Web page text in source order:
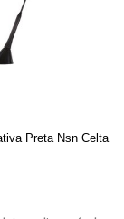
Preta Nsn Celta